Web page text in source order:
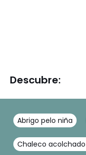
Descubre:
Abrigo pelo niña
Chaleco